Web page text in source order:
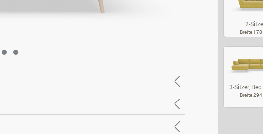
2-
Breite 178
3-Sitzer,
Breite 294
3-